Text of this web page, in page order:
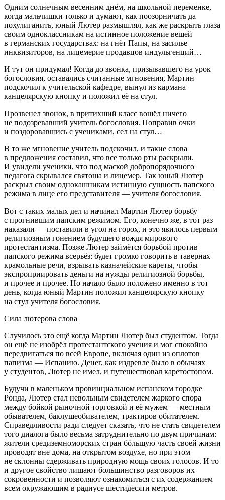
Одним солнечным весенним днём, на школьной переменке,
когда мальчишки только и думают, как поозорничать да
похулиганить, юный Лютер размышлял, как же раскрыть глаза
своим одноклассникам на истинное положение вещей
в германских государствах: на гнёт Папы, на засилье
инквизиторов, на лицемерие продавцов индульгенций…
И тут он придумал! Когда до звонка, призывавшего на урок
богословия, оставались считанные мгновения, Мартин
подскочил к учительской кафедре, вынул из кармана
канцелярскую кнопку и положил её на стул.
Прозвенел звонок, в притихший класс вошёл ничего
не подозревавший учитель богословия. Поправив очки
и поздоровавшись с учениками, сел на стул…
В то же мгновение учитель подскочил, и такие слова
в предложения составил, что все только рты раскрыли.
И увидели ученики, что под маской добропорядочного
педагога скрывался святоша и лицемер. Так юный Лютер
раскрыл своим однокашникам истинную сущность папского
режима в лице его представителя — учителя богословия.
Вот с таких малых дел и начинал Мартин Лютер борьбу
с прогнившим папским режимом. Его, конечно же, в тот раз
наказали — поставили в угол на горох, и это явилось первым
религиозным гонением будущего вождя мирового
протестантизма. Позже Лютер займётся борьбой против
папского режима всерьёз: будет громко говорить в тавернах
крамольные речи, взрывать казначейские кареты, чтобы
экспроприировать деньги на нужды религиозной борьбы,
и прочее и прочее. Но начало было положено именно в тот
день, когда юный Мартин положил канцелярскую кнопку
на стул учителя богословия.
Сила лютерова слова
Случилось это ещё когда Мартин Лютер был студентом. Тогда
он ещё не изобрёл протестантского учения и мог спокойно
передвигаться по всей Европе, включая один из оплотов
папизма — Испанию. Денег, как издревле было в обычаях
у студентов, Лютер не имел, и путешествовал каретостопом.
Будучи в маленьком провинциальном испанском городке
Ронда, Лютер стал невольным свидетелем жаркого спора
между бойкой рыночной торговкой и её мужем — местным
обывателем, баклушеобивателем, трактиров обитателем.
Справедливости ради следует сказать, что не стать свидетелем
того диалога было весьма затруднительно по двум причинам:
жители средиземноморских стран бóльшую часть своей жизни
проводят вне дома, на открытом воздухе, но при этом
не склонны сдерживать природную мощь своих голосов. И то
и другое свойство лишают большинство разговоров их
сокровенности и позволяют ознакомиться с их содержанием
всем окружающим в радиусе шестидесяти метров.